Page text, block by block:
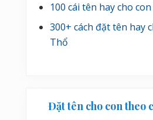
100 cái tên hay cho
300+ cách đặt tên hay
Thổ
Đặt tên cho con theo